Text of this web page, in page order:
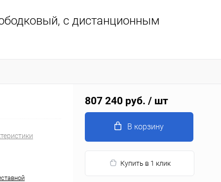
с дистанционным
807 240 руб. / шт
В корзину
Купить в 1 клик